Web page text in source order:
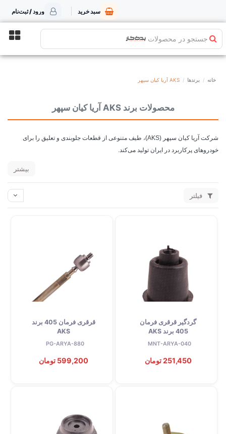
سبد خرید ورود / ثبت‌نام
جستجو در محصولات
خانه برندها AKS آریا کیان سپهر
محصولات برند AKS آریا کیان سپهر
شرکت آریا کیان سپهر (AKS)، طیف متنوعی از قطعات جلوبندی و تعلیق را برای
خودروهای پرکاربرد در ایران تولید می‌کند.
بیشتر
فیلتر
گردگیر قرقری فرمان
405 برند AKS
MNT-ARYA-040
251,450 تومان
قرقری فرمان 405 برند
AKS
PG-ARYA-880
599,200 تومان